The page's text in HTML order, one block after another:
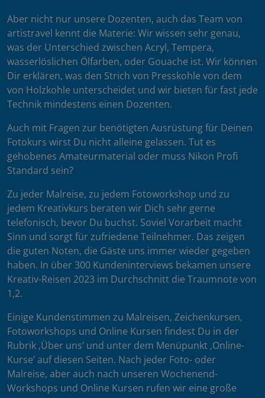
Aber nicht nur unsere Dozenten, auch das Team von
artistravel kennt die Materie: Wir wissen sehr genau,
was der Unterschied zwischen Acryl, Tempera,
wasserlöslichen Ölfarben, oder Gouache ist. Wir können
Dir erklären, was den Strich von Presskohle von dem
von Holzkohle unterscheidet und wir bieten für fast jede
Technik mindestens einen Dozenten.
Auch mit Fragen zur benötigten Ausrüstung für Deinen
Fotokurs wirst Du nicht alleine gelassen. Tut es
gehobenes Amateurmaterial oder muss Nikon Profi
Standard sein?
Zu jeder Malreise, zu jedem Fotoworkshop und zu
jedem Kreativkurs beraten wir Dich sehr gerne
telefonisch, bevor Du buchst. Soviel Vorarbeit macht
Sinn und sorgt für zufriedene Teilnehmer. Das zeigen
die guten Noten, die Gäste uns immer wieder gegeben
haben. In über 300 Kundeninterviews bekamen unsere
Kreativ-Reisen 2023 im Durchschnitt die Traumnote von
1,2.
Einige Kundenstimmen zu Malreisen, Zeichenkursen,
Fotoworkshops und Online Kursen findest Du in der
Rubrik ‚Über uns’ und unter dem Menüpunkt ‚Online-
Kurse’ auf diesen Seiten. Nach jeder Foto- oder
Malreise, aber auch nach unseren Wochenend-
Workshops und Online Kursen rufen wir eine große